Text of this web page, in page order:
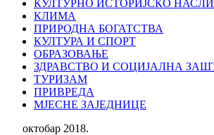
КУЛТУРНО ИСТОРИЈСКО
КЛИМА
ПРИРОДНА БОГАТСТВА
КУЛТУРА И СПОРТ
ОБРАЗОВАЊЕ
ЗДРАВСТВО И СОЦИЈАЛНА
ТУРИЗАМ
ПРИВРЕДА
МЈЕСНЕ ЗАЈЕДНИЦЕ
октобар 2018.